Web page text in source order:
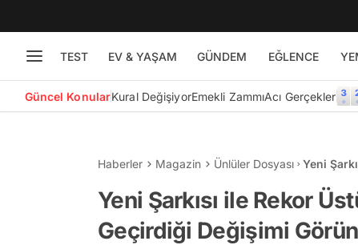
TEST EV & YAŞAM GÜNDEM EĞLENCE
Güncel KonularKural DeğişiyorEmekli ZammıAcı Gerçekler
Haberler Magazin Ünlüler Dosyası
Yeni
Yeni Şarkısı ile Rekor
Geçirdiği Değişimi